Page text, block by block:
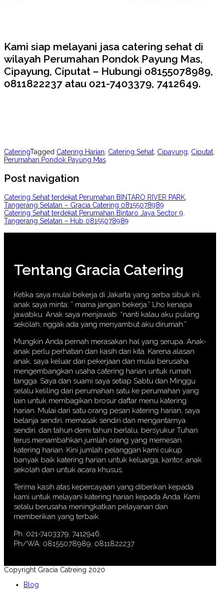
Kami siap melayani jasa catering sehat di
wilayah Perumahan Pondok Payung Mas,
Cipayung, Ciputat – Hubungi 08155078989,
0811822237 atau 021-7403379, 7412649.
CateringTagged Catering Harian Catering Sehat Cipayung Ciputat
Perumahan Pondok Payung Mas
Post navigation
Catering Sehat terdekat Perumahan BINTARO RIVER PARK,
Tangerang Selatan – Gracia Catering 08155078989
Catering Sehat terdekat Perumahan Bintaro Jaya Sector 9,
Tangerang Selatan – Hub 08155078989
Tentang Gracia Catering
Ketika saya mulai bekerja di Jakarta yang serba sibuk ini,
anak saya minta: ” mama jangan bekerja.” Lho kenapa
jawabku. Anak saya menjawab: “nanti kalau aku pulang
sekolah, nggak ada yang menyambut aku dirumah.”
Mungkin Anda pernah merasakan hal yang serupa. Anak-
anak perlu perhatian dan kasih dari kita. Karena alasan
anak, saya keluar dari pekerjaan dan mulai berusaha
mengembangkan usaha catering harian untuk rumah
tangga. Saya dan suami saya setiap Sabtu dan Minggu
selalu keliling dari perumahan satu ke perumahan yang
lain untuk membagikan brosur daftar menu katering
harian. Mulai dari satu orang pesan katering harian, saya
belanja sendiri, memasak sendiri dan mengantarnya
sendiri. dan tahun demi tahun berlalu, bersyukur Tuhan
terus menambahkan jumlah orang yang memesan
katering harian. Kini jumlah pelanggan kami cukup
banyak baik katering harian untuk keluarga, kantor, anak
sekolah dan untuk acara khusus.
Terima kasih atas kepercayaan yang diberikan kepada
kami untuk melayani katering harian kepada Anda. Kami
selalu berusaha meningkatkan pelayanan dan
memberikan yang terbaik.
Ph. 021-7403379, 7412946.
Ph/WA: 08155078989, 0811822237
Copyright Gracia Catreing 2020
Blog